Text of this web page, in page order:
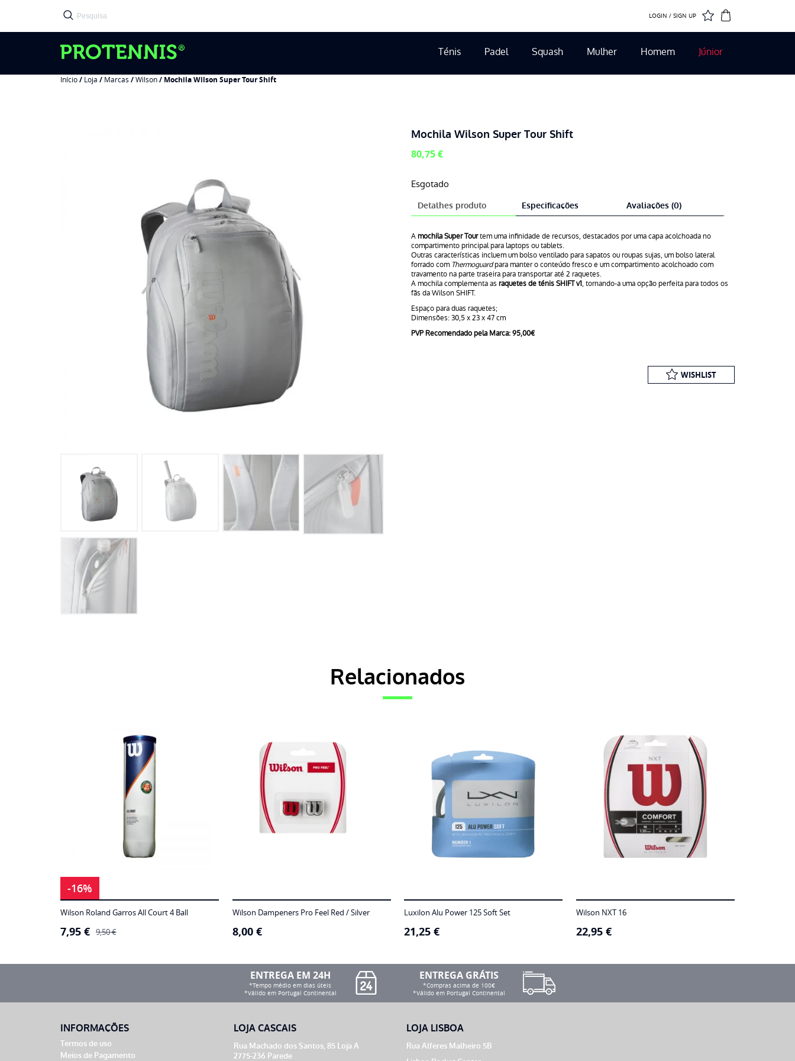
LOGIN / SIGN UP
Ténis Padel Squash Mulher Homem Júnior
Início/ Loja / Marcas /Wilson/ Mochila Wilson Super Tour Shift
Mochila Wilson Super Tour Shift
80,75€
Esgotado
Detalhes produto Especificações Avaliações (0)
Amochila Super Tourtem uma infinidade de recursos, destacados por uma capa acolchoada no
compartimento principal para laptops ou tablets.
Outras características incluem um bolso ventilado para sapatos ou roupas sujas, um bolso lateral
forrado com Thermoguardpara manter o conteúdo fresco e um compartimento acolchoado com
travamento na parte traseira para transportar até 2 raquetes.
A mochila complementa as raquetes de ténis SHIFT v1, tornando-a uma opção perfeita para todos os
fãs da Wilson SHIFT.
Espaço para duas raquetes;
Dimensões: 30,5 x 23 x 47 cm
PVP Recomendado pela Marca: 95,00€
WISHLIST
Relacionados
-16%
Wilson Roland Garros All Court 4 Ball
9,50€
O
preço
7,95 €
O
preço
Wilson Dampeners Pro Feel Red / Silver
8,00 €
Luxilon Alu Power 125 Soft Set
21,25€
Wilson NXT 16
22,95€
ENTREGA EM 24H
*Tempo médio em dias úteis
*Válido em Portugal Continental
ENTREGA GRÁTIS
*Compras acima de 100€
*Válido em Portugal Continental
INFORMAÇÕES
Termos de uso
Meios de Pagamento
LOJA CASCAIS
Rua Machado dos Santos, 85 Loja A
2775-236 Parede
LOJA LISBOA
Rua Alferes Malheiro 5B